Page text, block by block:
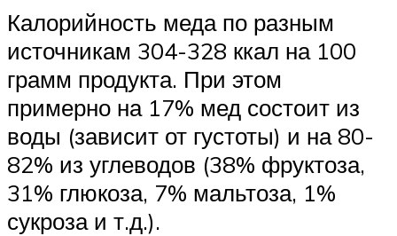
Калорийность меда по разным
источникам 304-328 ккал на 100
грамм продукта. При этом
примерно на 17% мед состоит из
воды (зависит от густоты) и на 80-
82% из углеводов (38% фруктоза,
31% глюкоза, 7% мальтоза, 1%
сукроза и т.д.).